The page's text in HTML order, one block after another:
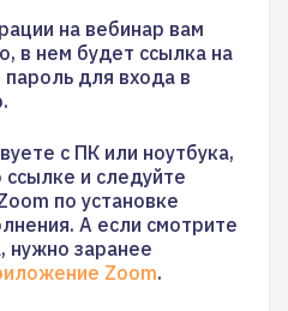
на вебинар вам
в нем будет ссылка на
для входа в
с ПК или ноутбука,
и следуйте
по установке
А если смотрите
нужно заранее
Zoom.